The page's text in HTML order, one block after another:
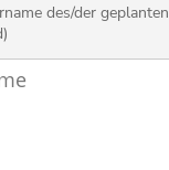
des/der geplanten